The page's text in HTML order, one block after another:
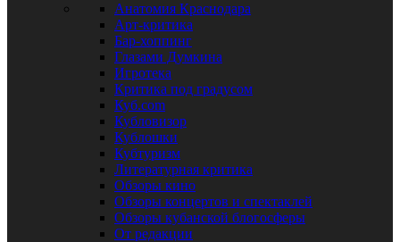
Анатомия Краснодара
Арт-критика
Бар-хоппинг
Глазами Думкина
Игротека
Критика под градусом
Куб.com
Кубловизор
Кублошки
Кубтуризм
Литературная критика
Обзоры кино
Обзоры концертов и спектаклей
Обзоры кубанской блогосферы
От редакции